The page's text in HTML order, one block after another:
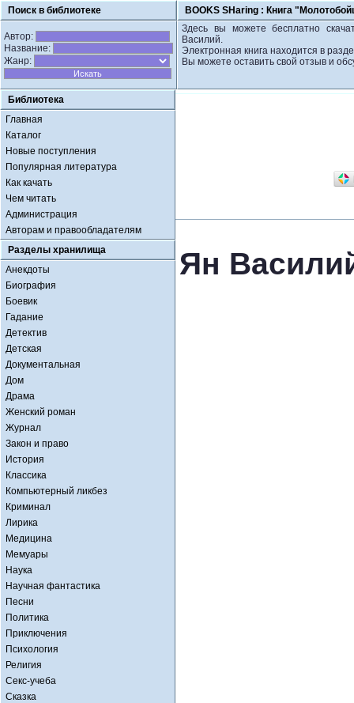
Поиск в библиотеке BOOKS SHaring : Книга
Автор:
Название:
Жанр:
Здесь вы можете бесплатно
Василий.
Электронная книга находится в
Вы можете оставить свой отзыв и
Библиотека
Главная
Каталог
Новые поступления
Популярная литература
Как качать
Чем читать
Администрация
Авторам и правообладателям
Разделы хранилища
Анекдоты
Биография
Боевик
Гадание
Детектив
Детская
Документальная
Дом
Драма
Женский роман
Журнал
Закон и право
История
Классика
Компьютерный ликбез
Криминал
Лирика
Медицина
Мемуары
Наука
Научная фантастика
Песни
Политика
Приключения
Психология
Религия
Секс-учеба
Сказка
Ян